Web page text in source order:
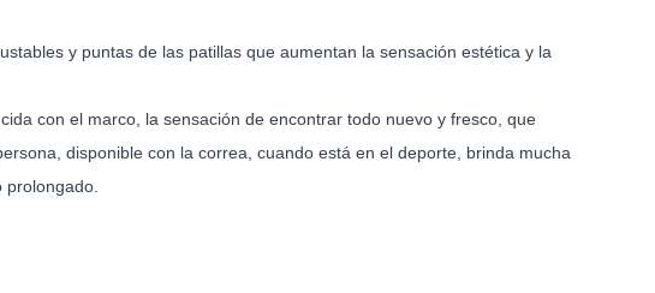
y puntas de las patillas que aumentan la sensación estética y la
con el marco, la sensación de encontrar todo nuevo y fresco, que
disponible con la correa, cuando está en el deporte, brinda mucha
prolongado.